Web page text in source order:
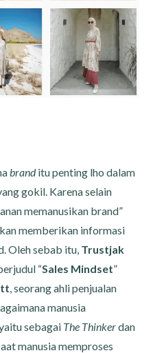
branditu penting lho dalam
gokil. Karena selain
memanusikan brand”
memberikan informasi
Oleh sebab itu, Trustjak
“Sales Mindset”
, seorang ahli penjualan
manusia
sebagai The Thinkerdan
manusia memproses